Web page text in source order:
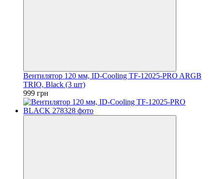
Вентилятор 120 мм, ID-Cooling TF-12025-PRO ARGB
TRIO, Black (3 шт)
999 грн